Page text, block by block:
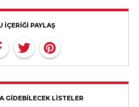
İÇERİĞİ PAYLAŞ
GİDEBİLECEK LİSTELER